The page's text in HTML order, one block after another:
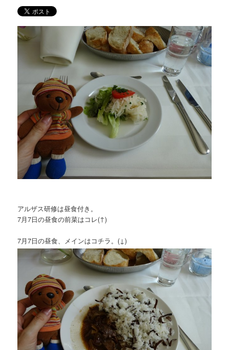
ン
ツ
アルザス研修は昼食付き。
7月7日の昼食の前菜はコレ(↑)
7月7日の昼食、メインはコチラ。(↓)